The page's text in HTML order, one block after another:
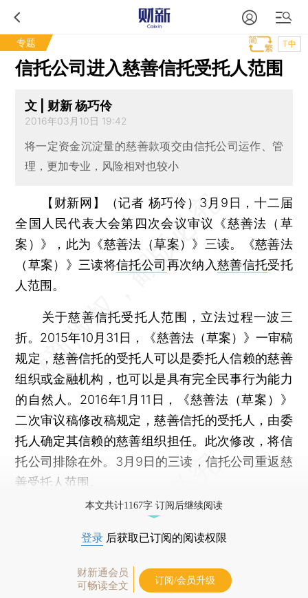
专题 T中
信托公司进入慈善信托受托人范围
文 | 财新 杨巧伶
2016年03月10日 19:42
将一定资金沉淀量的慈善款项交由信托公司运作、管
理，更加专业，风险相对也较小
【财新网】（记者 杨巧伶） 3月9日，十二届
全国人民代表大会第四次会议审议《慈善法（草
案）》，此为《慈善法（草案）》三读。《慈善法
（草案）》三读将信托公司 再次纳入慈善信托受托
人范围。
关于慈善信托受托人范围，立法过程一波三
折。2015年10月31日，《慈善法（草案）》一审稿
规定，慈善信托的受托人可以是委托人信赖的慈善
组织或金融机构，也可以是具有完全民事行为能力
的自然人。2016年1月11日，《慈善法（草案）》
二次审议稿修改稿规定，慈善信托的受托人，由委
托人确定其信赖的慈善组织担任。此次修改，将信
托公司排除在外。3月9日的三读，信托公司重返慈
善受托人范围。
本文共计1167字 订阅后继续阅读
登录 后获取已订阅的阅读权限
财新通会员
可畅读全文
订阅/会员升级